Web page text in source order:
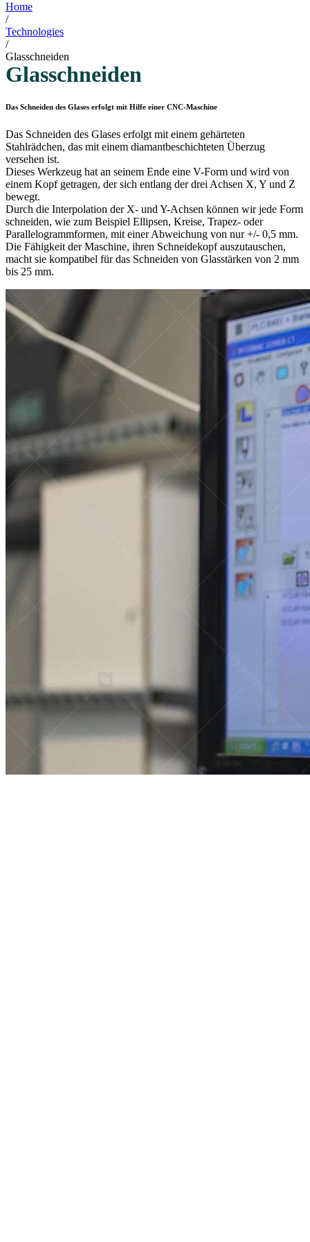
Home
/
Technologies
/
Glasschneiden
Glasschneiden
Das Schneiden des Glases erfolgt mit Hilfe einer CNC-Maschine
Das Schneiden des Glases erfolgt mit einem gehärteten
Stahlrädchen, das mit einem diamantbeschichteten Überzug
versehen ist.
Dieses Werkzeug hat an seinem Ende eine V-Form und wird von
einem Kopf getragen, der sich entlang der drei Achsen X, Y und Z
bewegt.
Durch die Interpolation der X- und Y-Achsen können wir jede Form
schneiden, wie zum Beispiel Ellipsen, Kreise, Trapez- oder
Parallelogrammformen, mit einer Abweichung von nur +/- 0,5 mm.
Die Fähigkeit der Maschine, ihren Schneidekopf auszutauschen,
macht sie kompatibel für das Schneiden von Glasstärken von 2 mm
bis 25 mm.